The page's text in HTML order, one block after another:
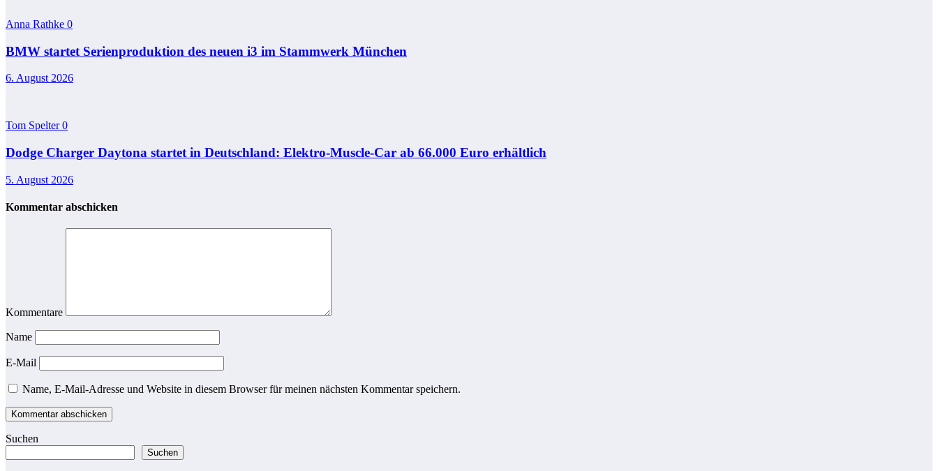
Anna Rathke 0
BMW startet Serienproduktion des neuen i3 im Stammwerk München
6. August 2026
Tom Spelter0
Dodge Charger Daytona startet in Deutschland: Elektro-Muscle-Car ab 66.000 Euro erhältlich
5. August 2026
Kommentar abschicken
Kommentare
Name
E-Mail
Name, E-Mail-Adresse und Website in diesem Browser für meinen nächsten Kommentar speichern.
Suchen
Suchen